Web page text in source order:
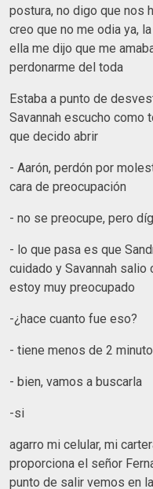
postura, no digo que nos
creo que no me odia ya,
ella me dijo que me
perdonarme del toda
Estaba a punto de
Savannah escucho como
que decido abrir
- Aarón, perdón por
cara de preocupación
- no se preocupe, pero
- lo que pasa es que
cuidado y Savannah
estoy muy preocupado
-¿hace cuanto fue eso?
- tiene menos de 2
- bien, vamos a buscarla
-si
agarro mi celular, mi
proporciona el señor
punto de salir vemos en